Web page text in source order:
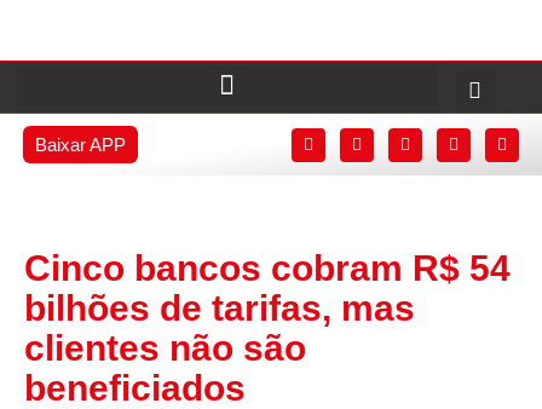
Baixar APP
Cinco bancos cobram R$ 54
bilhões de tarifas, mas
clientes não são
beneficiados